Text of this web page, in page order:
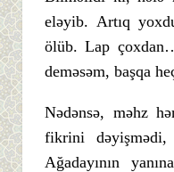
eləyib. Artıq
ölüb. Lap
deməsəm, başqa
Nədənsə, məhz
fikrini dəyişmədi,
Ağadayının